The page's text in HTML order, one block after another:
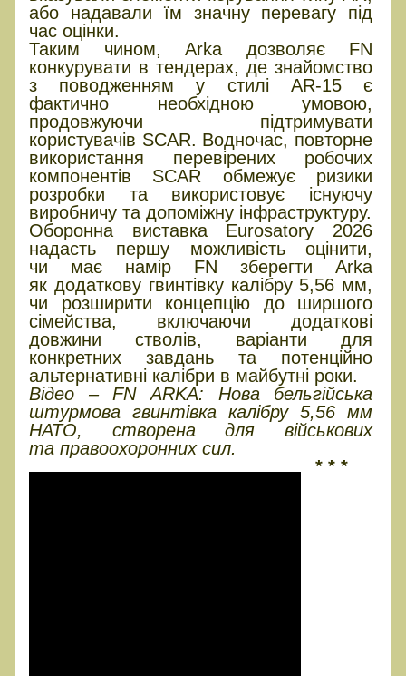
або надавали їм значну перевагу під
час оцінки.
Таким чином, Arka дозволяє FN
конкурувати в тендерах, де знайомство
з поводженням у стилі AR-15 є
фактично необхідною умовою,
продовжуючи підтримувати
користувачів SCAR. Водночас, повторне
використання перевірених робочих
компонентів SCAR обмежує ризики
розробки та використовує існуючу
виробничу та допоміжну інфраструктуру.
Оборонна виставка Eurosatory 2026
надасть першу можливість оцінити,
чи має намір FN зберегти Arka
як додаткову гвинтівку калібру 5,56 мм,
чи розширити концепцію до ширшого
сімейства, включаючи додаткові
довжини стволів, варіанти для
конкретних завдань та потенційно
альтернативні калібри в майбутні роки.
Відео – FN ARKA: Нова бельгійська
штурмова гвинтівка калібру 5,56 мм
НАТО, створена для військових
та правоохоронних сил.
* * *